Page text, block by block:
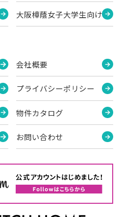
大阪樟蔭女子大学生向け
会社概要
プライバシーポリシー
物件カタログ
お問い合わせ